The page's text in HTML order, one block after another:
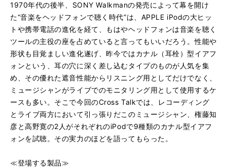
1970年代の後半、SONY Walkmanの発売によって幕を開け
た“音楽をヘッドフォンで聴く時代”は、APPLE iPodの大ヒッ
トや携帯電話の進化を経て、もはやヘッドフォンは音楽を聴く
ツールの主役の座を占めていると言ってもいいだろう。性能や
形状も目覚ましい進化遂げ、昨今ではカナル（耳栓）型イアフ
ォンという、耳の穴に深く差し込むタイプのものが人気を集
め、その優れた遮音性能からリスニング用としてだけでなく、
ミュージシャンがライブでのモニタリング用として使用するケ
ースも多い。そこで今回のCross Talkでは、レコーディング
とライブ両方において引っ張りだこのミュージシャン、権藤知
彦と高野寛の2人がそれぞれのiPodで9種類のカナル型イアフ
ォンを試聴。その実力のほどを語ってもらった。
≪登場する製品≫